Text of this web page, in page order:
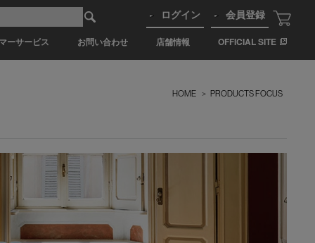
ーサービス お問い合わせ 店舗情報 OFFICIAL SITE
ログイン 会員登録
HOME > PRODUCTS FOCUS